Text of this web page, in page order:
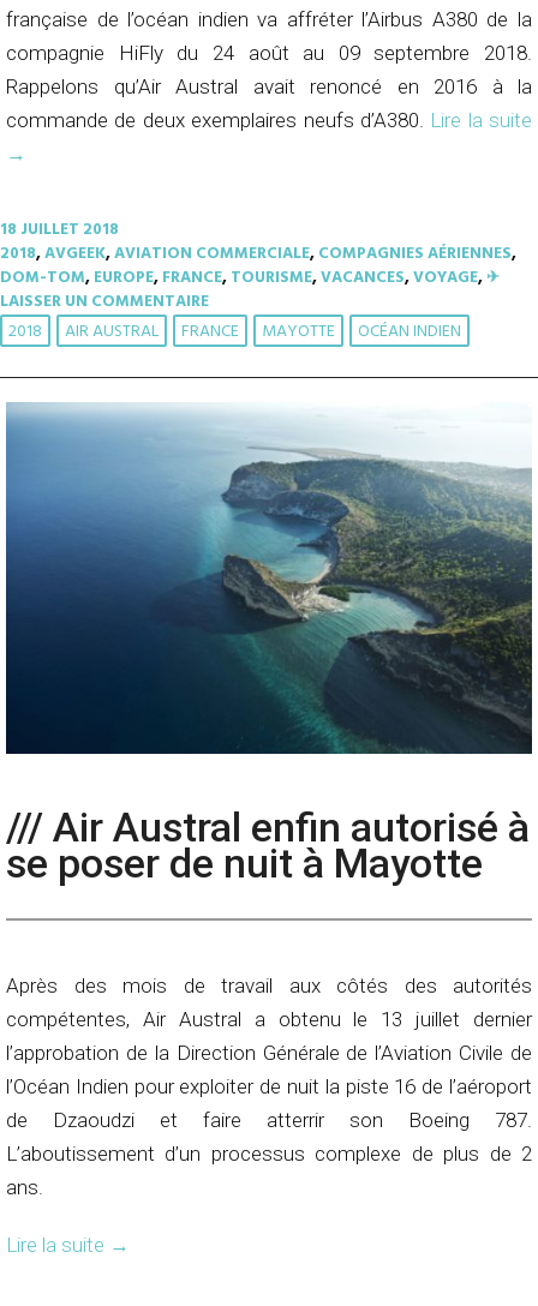
française de l’océan indien va affréter l’Airbus A380 de la
compagnie HiFly du 24 août au 09 septembre 2018.
Rappelons qu’Air Austral avait renoncé en 2016 à la
commande de deux exemplaires neufs d’A380. Lire la suite
→
18 JUILLET 2018
2018,AVGEEK,AVIATION COMMERCIALE,COMPAGNIES AÉRIENNES,
DOM-TOM,EUROPE,FRANCE,TOURISME,VACANCES,VOYAGE,✈︎
LAISSER UN COMMENTAIRE
2018 AIR AUSTRAL FRANCE MAYOTTE OCÉAN INDIEN
/// Air Austral enfin autorisé à
se poser de nuit à Mayotte
Après des mois de travail aux côtés des autorités
compétentes, Air Austral a obtenu le 13 juillet dernier
l’approbation de la Direction Générale de l’Aviation Civile de
l’Océan Indien pour exploiter de nuit la piste 16 de l’aéroport
de Dzaoudzi et faire atterrir son Boeing 787.
L’aboutissement d’un processus complexe de plus de 2
ans.
Lire la suite →